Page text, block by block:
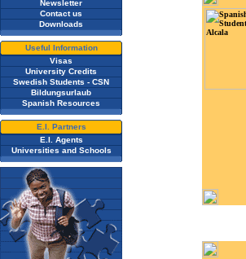
Newsletter
Contact us
Downloads
Useful Information
Visas
University Credits
Swedish Students - CSN
Bildungsurlaub
Spanish Resources
E.I. Partners
E.I. Agents
Universities and Schools